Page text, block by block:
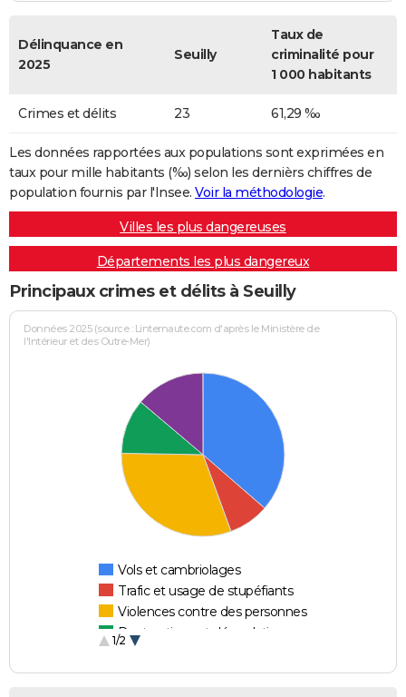
Délinquance en
2025
Seuilly
Taux de
criminalité pour
1 000 habitants
Crimes et délits 23 61,29 ‰
Les données rapportées aux populations sont exprimées en
taux pour mille habitants (‰) selon les dernièrs chiffres de
population fournis par l'Insee. Voir la méthodologie.
Villes les plus dangereuses
Départements les plus dangereux
Principaux crimes et délits à Seuilly
Données 2025 (source : Linternaute.com d'après le Ministère de
l'Intérieur et des Outre-Mer)
Vols et cambriolages
Trafic et usage de stupéfiants
Violences contre des personnes
Destructions et dégradations
1/2